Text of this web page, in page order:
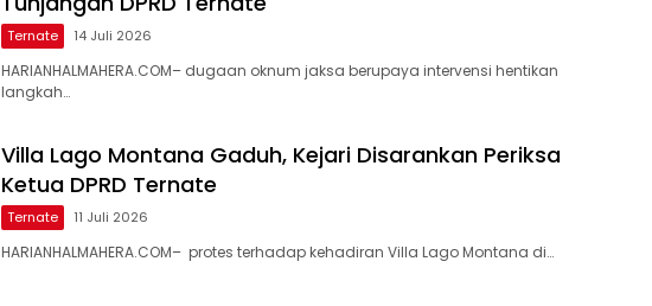
Ternate 14 Juli 2026
HARIANHALMAHERA.COM– dugaan oknum jaksa berupaya intervensi hentikan
langkah…
Villa Lago Montana Gaduh, Kejari Disarankan Periksa
Ketua DPRD Ternate
Ternate 11 Juli 2026
HARIANHALMAHERA.COM– protes terhadap kehadiran Villa Lago Montana di…